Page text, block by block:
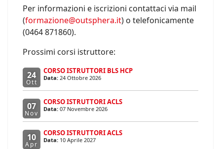
Per informazioni e iscrizioni contattaci via mail
(formazione@outsphera.it) o telefonicamente
(0464 871860).
Prossimi corsi istruttore:
24
Ott
CORSO ISTRUTTORI BLS HCP
Data: 24 Ottobre 2026
07
Nov
CORSO ISTRUTTORI ACLS
Data: 07 Novembre 2026
10
Apr
CORSO ISTRUTTORI ACLS
Data: 10 Aprile 2027